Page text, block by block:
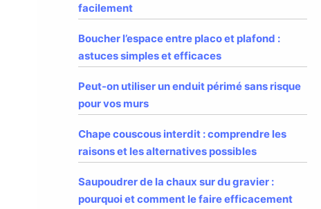
facilement
Boucher l’espace entre placo et plafond :
astuces simples et efficaces
Peut-on utiliser un enduit périmé sans risque
pour vos murs
Chape couscous interdit : comprendre les
raisons et les alternatives possibles
Saupoudrer de la chaux sur du gravier :
pourquoi et comment le faire efficacement